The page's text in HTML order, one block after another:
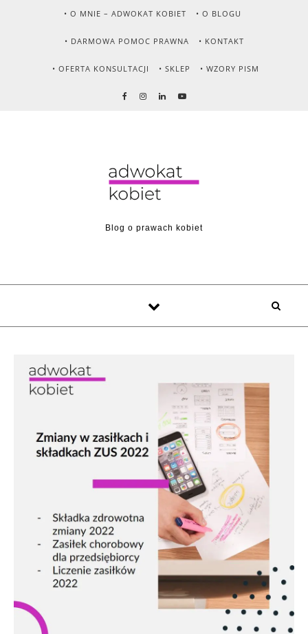
• O MNIE – ADWOKAT KOBIET • O BLOGU
• DARMOWA POMOC PRAWNA • KONTAKT
• OFERTA KONSULTACJI • SKLEP • WZORY PISM
Blog o prawach kobiet